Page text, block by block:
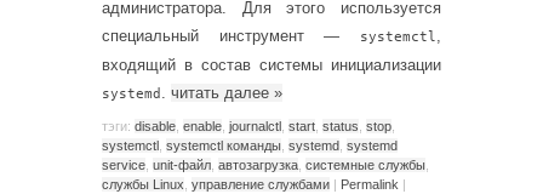
администратора. Для этого используется
специальный инструмент —
systemctl,
входящий в состав системы инициализации
systemd . читать далее »
тэги: disable enable journalctl start status stop
systemctl systemctl команды systemd systemd
service unit-файл автозагрузка системные службы
службы Linux управление службами | Permalink |